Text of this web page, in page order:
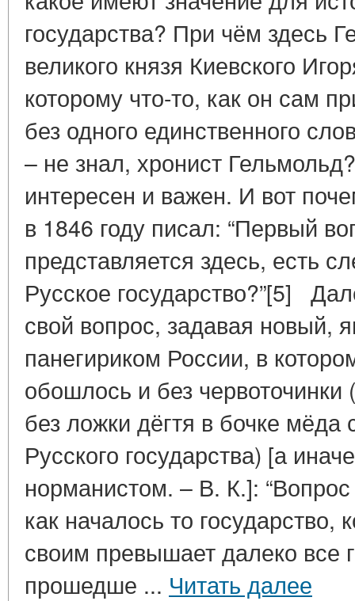
государства? При чём здесь
великого князя Киевского
которому что-то, как он сам
без одного единственного
– не знал, хронист
интересен и важен. И вот
в 1846 году писал: “Первый
представляется здесь, есть
Русское государство?”[5]
свой вопрос, задавая новый,
панегириком России, в
обошлось и без червоточинки
без ложки дёгтя в бочке мёда
Русского государства) [а
норманистом. – В. К.]:
как началось то государство,
своим превышает далеко все
прошедше ... Читать далее